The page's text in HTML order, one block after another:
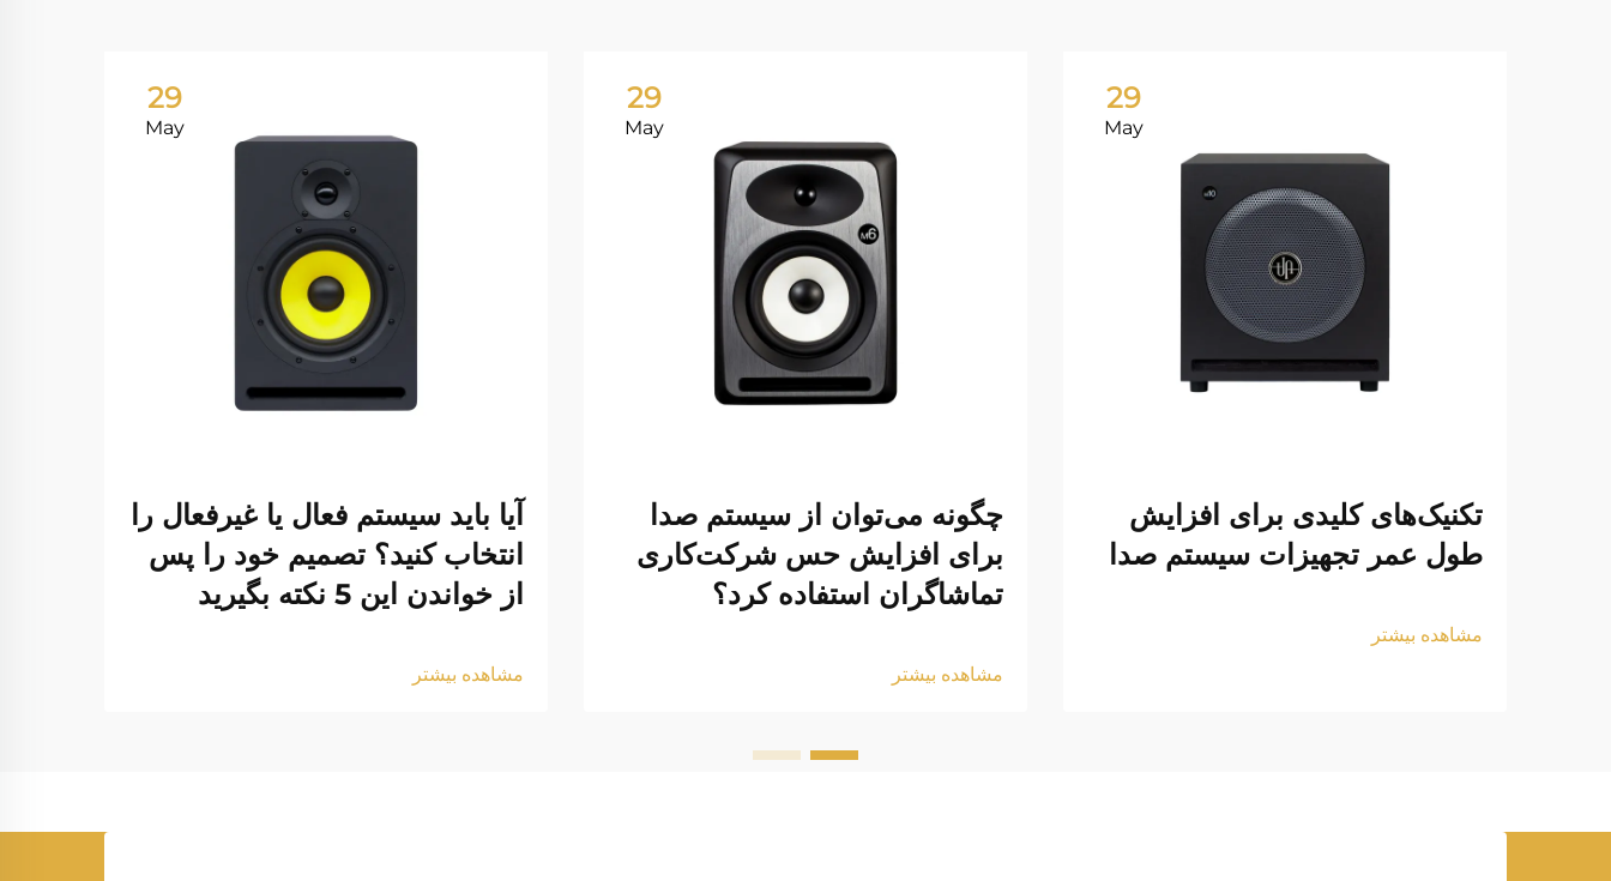
29
May
تکنیک‌های کلیدی برای افزایش
طول عمر تجهیزات سیستم صدا
مشاهده بیشتر
29
May
چگونه می‌توان از سیستم صدا
برای افزایش حس شرکت‌کاری
تماشاگران استفاده کرد؟
مشاهده بیشتر
29
May
آیا باید سیستم فعال یا غیرفعال را
انتخاب کنید؟ تصمیم خود را پس
از خواندن این 5 نکته بگیرید
مشاهده بیشتر